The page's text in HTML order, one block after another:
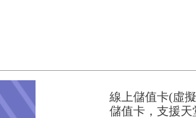
線上儲值卡(虛
儲值卡，支援天